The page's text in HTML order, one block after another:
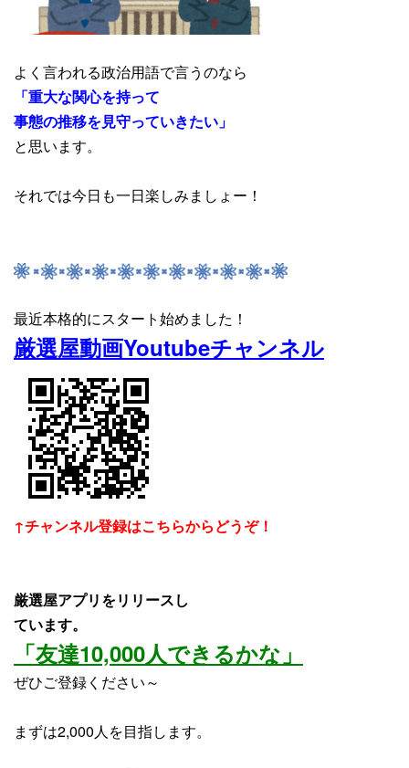
よく言われる政治用語で言うのなら
「重大な関心を持って
事態の推移を見守っていきたい」
と思います。
それでは今日も一日楽しみましょー！
最近本格的にスタート始めました！
厳選屋動画Youtubeチャンネル
↑チャンネル登録はこちらからどうぞ！
厳選屋アプリをリリースし
ています。
「友達10,000人できるかな」
ぜひご登録ください～
まずは2,000人を目指します。